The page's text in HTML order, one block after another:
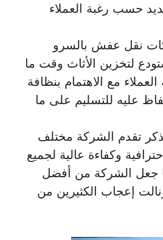
حسب رغبة العملاء
نقل عفش بالسرو
لتخزين الأثاث وقت ما
مع الاهتمام بنظافة
عليه للتسليم على ما
تقدم الشركة مختلف
وكفاءة عالية لجميع
جعل الشركة من أفضل
إعجاب الكثيرين من